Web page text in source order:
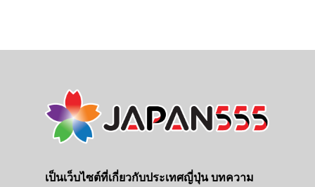
เป็นเว็บไซต์ที่เกี่ยวกับประเทศญี่ปุ่น บทความ